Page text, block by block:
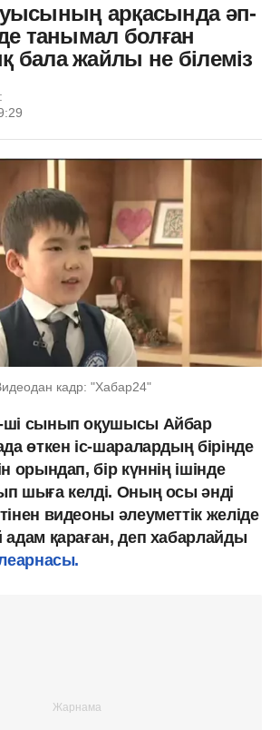
арқасында әп-
танымал болған
бала жайлы не білеміз
кадр: "Хабар24"
сынып оқушысы Айбар
өткен іс-шаралардың бірінде
орындап, бір күннің ішінде
шыға келді. Оның осы әнді
видеоны әлеуметтік желіде
қараған, деп хабарлайды